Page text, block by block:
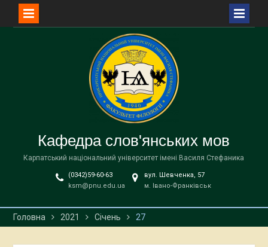
Кафедра слов'янських мов
Карпатський національний університет імені Василя Стефаника
(0342)59-60-63
ksm@pnu.edu.ua
вул. Шевченка, 57
м. Івано-Франківськ
Головна 2021 Січень 27